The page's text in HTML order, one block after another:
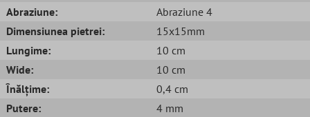
Abraziune:
Abraziune 4
Dimensiunea pietrei:
15x15mm
Lungime:
10 cm
Wide:
10 cm
Înălțime:
0,4 cm
Putere:
4 mm